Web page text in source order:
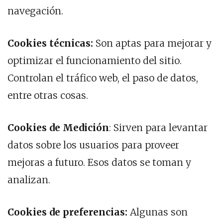
navegación.
Cookies técnicas: Son aptas para mejorar y
optimizar el funcionamiento del sitio.
Controlan el tráfico web, el paso de datos,
entre otras cosas.
Cookies de Medición: Sirven para levantar
datos sobre los usuarios para proveer
mejoras a futuro. Esos datos se toman y
analizan.
Cookies de preferencias: Algunas son